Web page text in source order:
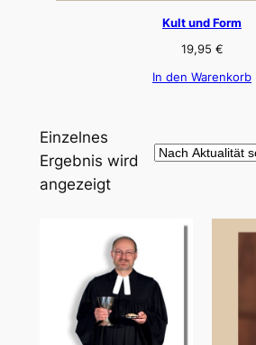
Kult und Form
19,95 €
In den Warenkorb
Einzelnes
Ergebnis wird
angezeigt